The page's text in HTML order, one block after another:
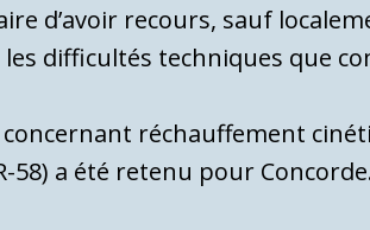
d’avoir recours, sauf
difficultés techniques que
réchauffement
58) a été retenu pour